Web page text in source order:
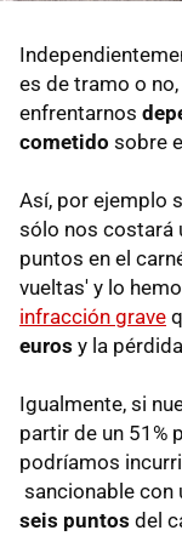
es de tramo o
enfrentarnos
cometido sobre
Así, por ejemplo
sólo nos costará
puntos en el
vueltas' y lo
infracción grave
euros y la
Igualmente, si
partir de un 51%
podríamos
sancionable con
seis puntos del